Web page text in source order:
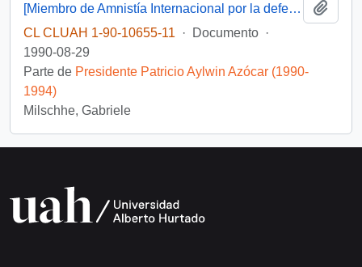
[Miembro de Amnistía Internacional por la defensa de los detenidos desaparecidos en Chile felicita por la creación de la Comisión de de Verdad y Reconciliación]
CL CLUAH 1-90-10655-11
· Documento ·
1990-08-29
Parte de Presidente Patricio Aylwin Azócar (1990-
1994)
Milschhe, Gabriele